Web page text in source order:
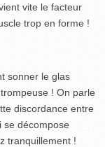
vite le facteur
trop en forme !
sonner le glas
! On parle
discordance entre
se décompose
tranquillement !